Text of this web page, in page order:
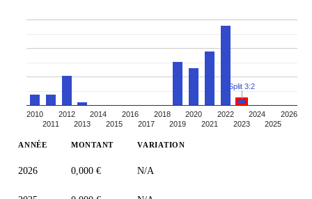
2010
2011
2012
2013
2014
2015
2016
2017
2018
2019
2020
2021
2022
2023
2024
2025
2026
Split 3:2
ANNÉE MONTANT VARIATION
2026 0,000 € N/A